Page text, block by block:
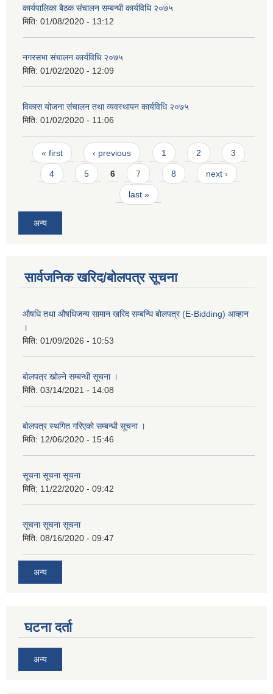
कार्यपालिका बैठक संचालन सम्बन्धी कार्यविधि २०७५
मिति: 01/08/2020 - 13:12
नगरसभा संचालन कार्यविधि २०७५
मिति: 01/02/2020 - 12:09
विकास योजना संचालन तथा व्यवस्थापन कार्यविधि २०७५
मिति: 01/02/2020 - 11:06
Pages
« first ‹ previous 1 2 3
4 5 6 7 8 next ›
last »
अन्य
सार्वजनिक खरिद/बोलपत्र सूचना
औषधि तथा औषधिजन्य सामान खरिद सम्बन्धि बोलपत्र (E-Bidding) आव्हान
।
मिति: 01/09/2026 - 10:53
बाेलपत्र खोल्ने सम्बन्धी सूचना ।
मिति: 03/14/2021 - 14:08
बाेलपत्र स्थगित गरिएकाे सम्बन्धी सूचना ।
मिति: 12/06/2020 - 15:46
सूचना सूचना सूचना
मिति: 11/22/2020 - 09:42
सूचना सूचना सूचना
मिति: 08/16/2020 - 09:47
अन्य
घटना दर्ता
अन्य